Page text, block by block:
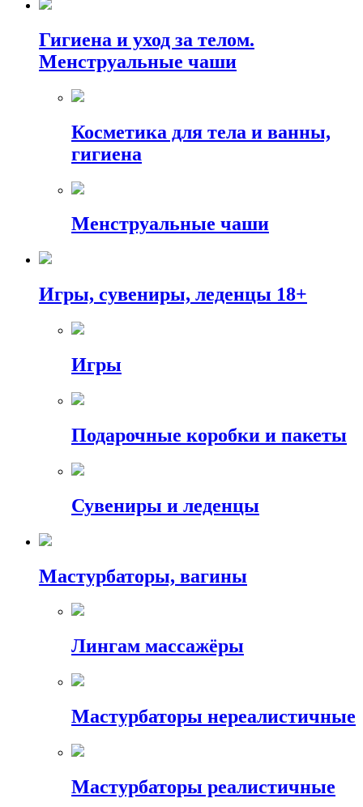
Гигиена и уход за телом.
Менструальные чаши
Косметика для тела и ванны,
гигиена
Менструальные чаши
Игры, сувениры, леденцы 18+
Игры
Подарочные коробки и пакеты
Сувениры и леденцы
Мастурбаторы, вагины
Лингам массажёры
Мастурбаторы нереалистичные
Мастурбаторы реалистичные